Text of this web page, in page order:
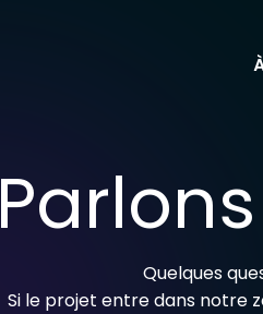
Quelques
Si le projet entre dans notre